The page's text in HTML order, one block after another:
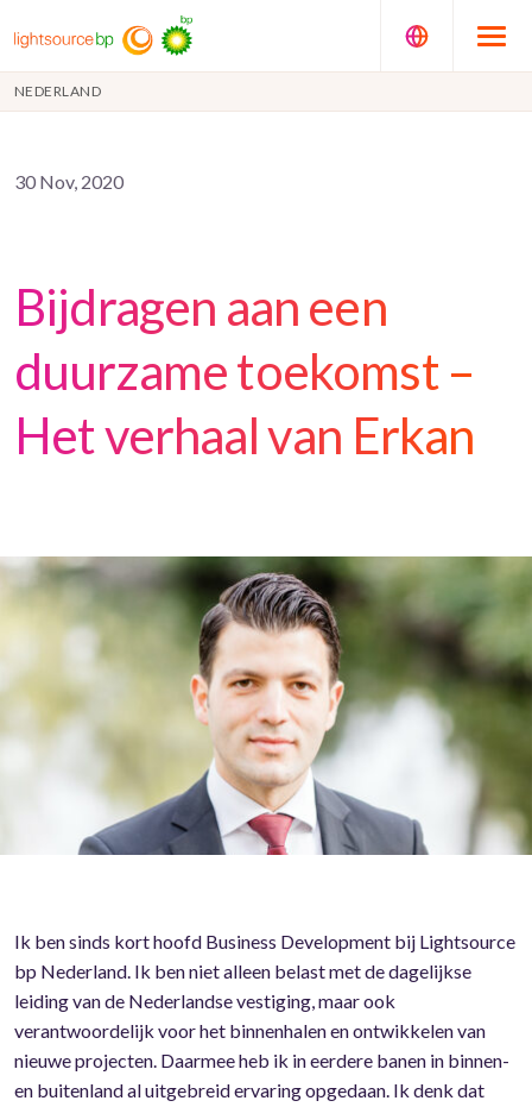
NEDERLAND
30 Nov, 2020
Bijdragen aan een
duurzame toekomst –
Het verhaal van Erkan
Ik ben sinds kort hoofd Business Development bij Lightsource
bp Nederland. Ik ben niet alleen belast met de dagelijkse
leiding van de Nederlandse vestiging, maar ook
verantwoordelijk voor het binnenhalen en ontwikkelen van
nieuwe projecten. Daarmee heb ik in eerdere banen in binnen-
en buitenland al uitgebreid ervaring opgedaan. Ik denk dat